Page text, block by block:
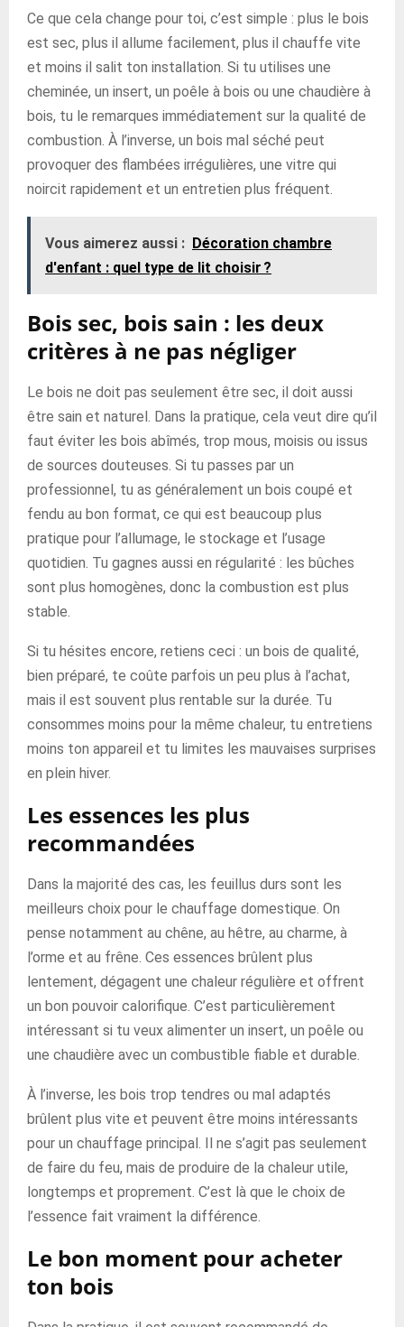
Ce que cela change pour toi, c’est simple : plus le bois
est sec, plus il allume facilement, plus il chauffe vite
et moins il salit ton installation. Si tu utilises une
cheminée, un insert, un poêle à bois ou une chaudière à
bois, tu le remarques immédiatement sur la qualité de
combustion. À l’inverse, un bois mal séché peut
provoquer des flambées irrégulières, une vitre qui
noircit rapidement et un entretien plus fréquent.
Vous aimerez aussi : Décoration chambre
d'enfant : quel type de lit choisir ?
Bois sec, bois sain : les deux
critères à ne pas négliger
Le bois ne doit pas seulement être sec, il doit aussi
être sain et naturel. Dans la pratique, cela veut dire qu’il
faut éviter les bois abîmés, trop mous, moisis ou issus
de sources douteuses. Si tu passes par un
professionnel, tu as généralement un bois coupé et
fendu au bon format, ce qui est beaucoup plus
pratique pour l’allumage, le stockage et l’usage
quotidien. Tu gagnes aussi en régularité : les bûches
sont plus homogènes, donc la combustion est plus
stable.
Si tu hésites encore, retiens ceci : un bois de qualité,
bien préparé, te coûte parfois un peu plus à l’achat,
mais il est souvent plus rentable sur la durée. Tu
consommes moins pour la même chaleur, tu entretiens
moins ton appareil et tu limites les mauvaises surprises
en plein hiver.
Les essences les plus
recommandées
Dans la majorité des cas, les feuillus durs sont les
meilleurs choix pour le chauffage domestique. On
pense notamment au chêne, au hêtre, au charme, à
l’orme et au frêne. Ces essences brûlent plus
lentement, dégagent une chaleur régulière et offrent
un bon pouvoir calorifique. C’est particulièrement
intéressant si tu veux alimenter un insert, un poêle ou
une chaudière avec un combustible fiable et durable.
À l’inverse, les bois trop tendres ou mal adaptés
brûlent plus vite et peuvent être moins intéressants
pour un chauffage principal. Il ne s’agit pas seulement
de faire du feu, mais de produire de la chaleur utile,
longtemps et proprement. C’est là que le choix de
l’essence fait vraiment la différence.
Le bon moment pour acheter
ton bois